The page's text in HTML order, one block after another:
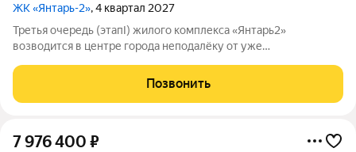
ЖК «Янтарь-2», 4 квартал 2027
Третья очередь (этапI) жилого комплекса «Янтарь2»
возводится в центре города неподалёку от уже
удобной локацией: здесь хорошо развита инфраструктура, но
при этом нет шума и пыли от крупных дорог.
Позвонить
7 976 400 ₽